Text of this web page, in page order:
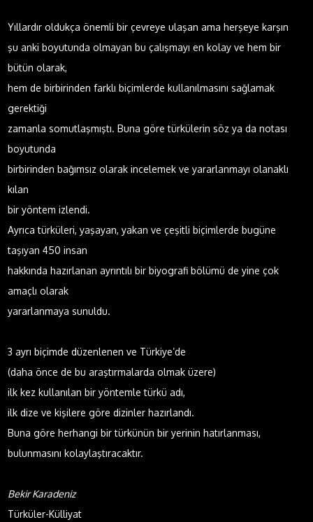
Yıllardır oldukça önemli bir çevreye ulaşan ama herşeye karşın
şu anki boyutunda olmayan bu çalışmayı en kolay ve hem bir
bütün olarak,
hem de birbirinden farklı biçimlerde kullanılmasını sağlamak
gerektiği
zamanla somutlaşmıştı. Buna göre türkülerin söz ya da notası
boyutunda
birbirinden bağımsız olarak incelemek ve yararlanmayı olanaklı
kılan
bir yöntem izlendi.
Ayrıca türküleri, yaşayan, yakan ve çeşitli biçimlerde bugüne
taşıyan 450 insan
hakkında hazırlanan ayrıntılı bir biyografi bölümü de yine çok
amaçlı olarak
yararlanmaya sunuldu.
3 ayrı biçimde düzenlenen ve Türkiye’de
(daha önce de bu araştırmalarda olmak üzere)
ilk kez kullanılan bir yöntemle türkü adı,
ilk dize ve kişilere göre dizinler hazırlandı.
Buna göre herhangi bir türkünün bir yerinin hatırlanması,
bulunmasını kolaylaştıracaktır.
Bekir Karadeniz
Türküler-Külliyat